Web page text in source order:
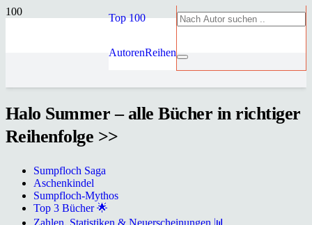
Top 100
AutorenReihen
Halo Summer – alle Bücher in richtiger
Reihenfolge >>
Sumpfloch Saga
Aschenkindel
Sumpfloch-Mythos
Top 3 Bücher 🌟